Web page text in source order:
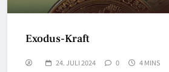
Exodus-Kraft
24. JULI 2024 0 4 MINS